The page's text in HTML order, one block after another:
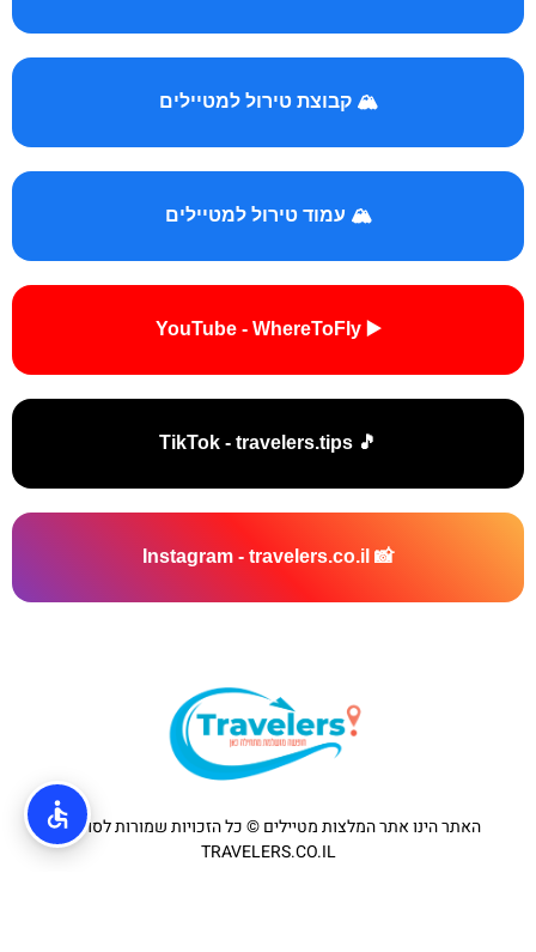
🏔️ קבוצת טירול למטיילים
🏔️ עמוד טירול למטיילים
▶️ YouTube - WhereToFly
🎵 TikTok - travelers.tips
📸 Instagram - travelers.co.il
האתר הינו אתר המלצות מטיילים © כל הזכויות שמורות לסוכנות
TRAVELERS.CO.IL